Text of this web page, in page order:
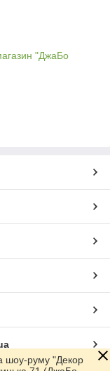
"ДжаБо
шоу-руму "Декор